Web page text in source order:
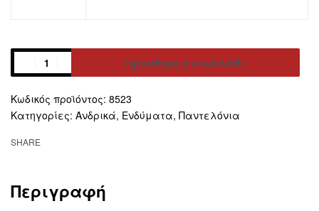
Προσθήκη στο καλάθι
Alternative:
8523
Κατηγορίες: Ανδρικά, Ενδύματα, Παντελόνια
SHARE
Περιγραφή